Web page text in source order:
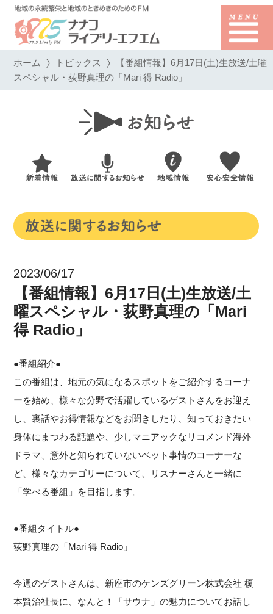
ホーム トピックス 【番組情報】6月17日(土)生放送/土曜
スペシャル・荻野真理の「Mari 得 Radio」
2023/06/17
【番組情報】6月17日(土)生放送/土
曜スペシャル・荻野真理の「Mari
得 Radio」
●番組紹介●
この番組は、地元の気になるスポットをご紹介するコーナ
ーを始め、様々な分野で活躍しているゲストさんをお迎え
し、裏話やお得情報などをお聞きしたり、知っておきたい
身体にまつわる話題や、少しマニアックなリコメンド海外
ドラマ、意外と知られていないペット事情のコーナーな
ど、様々なカテゴリーについて、リスナーさんと一緒に
「学べる番組」を目指します。
●番組タイトル●
荻野真理の「Mari 得 Radio」
今週のゲストさんは、新座市のケンズグリーン株式会社 榎
本賢治社長に、なんと！「サウナ」の魅力についてお話し